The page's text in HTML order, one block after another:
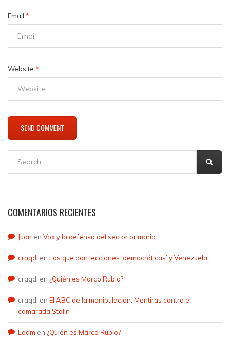
Email *
Website *
COMENTARIOS RECIENTES
Juan en Vox y la defensa del sector primario
craqdi en Los que dan lecciones ‘democráticas’ y Venezuela
craqdi en ¿Quién es Marco Rubio?
craqdi en El ABC de la manipulación. Mentiras contra el
camarada Stalin
Loam en ¿Quién es Marco Rubio?